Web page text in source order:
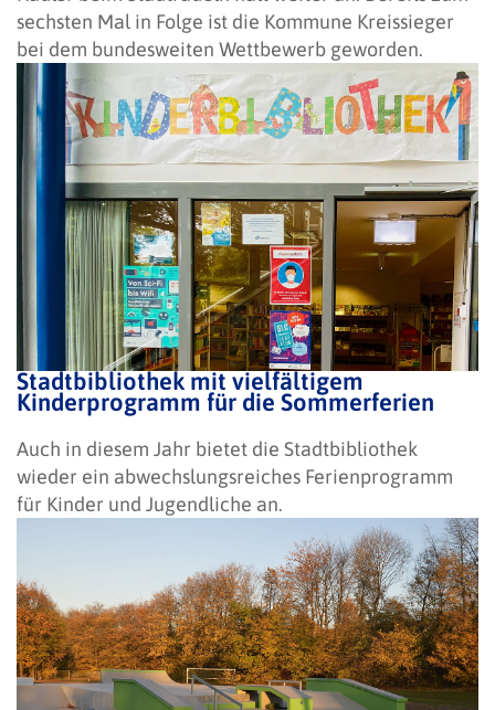
sechsten Mal in Folge ist die Kommune Kreissieger
bei dem bundesweiten Wettbewerb geworden.
Stadtbibliothek mit vielfältigem
Kinderprogramm für die Sommerferien
Auch in diesem Jahr bietet die Stadtbibliothek
wieder ein abwechslungsreiches Ferienprogramm
für Kinder und Jugendliche an.